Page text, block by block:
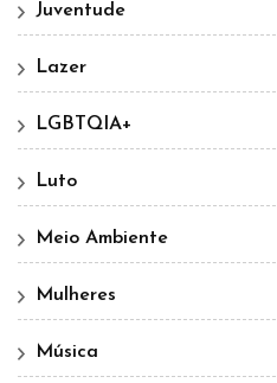
Juventude
Lazer
LGBTQIA+
Luto
Meio Ambiente
Mulheres
Música